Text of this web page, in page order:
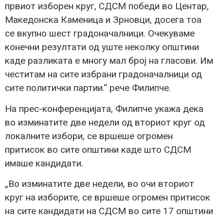
првиот изборен круг, СДСМ победи во Центар,
Македонска Каменица и Зрновци, досега тоа
се вкупно шест градоначалници. Очекуваме
конечни резултати од уште неколку општини
каде разликата е многу мал број на гласови. Им
честитам на сите избрани градоначалници од
сите политички партии.“ рече Филипче.
На прес-конференцијата, Филипче укажа дека
во изминатите две недели од вториот круг од
локалните избори, се вршеше огромен
притисок во сите општини каде што СДСМ
имаше кандидати.
„Во изминатите две недели, во очи вториот
круг на изборите, се вршеше огромен притисок
на сите кандидати на СДСМ во сите 17 општини